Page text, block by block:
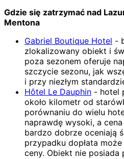
Gdzie się zatrzymać nad
Mentona
Gabriel Boutique Hotel -
zlokalizowany obiekt i
poza sezonem oferuje
szczycie sezonu, jak
i przy niezłym
Hôtel Le Dauphin - hotel
około kilometr od
porównaniu do wielu
naprawdę wysoki, a
bardzo dobrze oceniają
przypadku dopłata
ceny. Obiekt nie posiada